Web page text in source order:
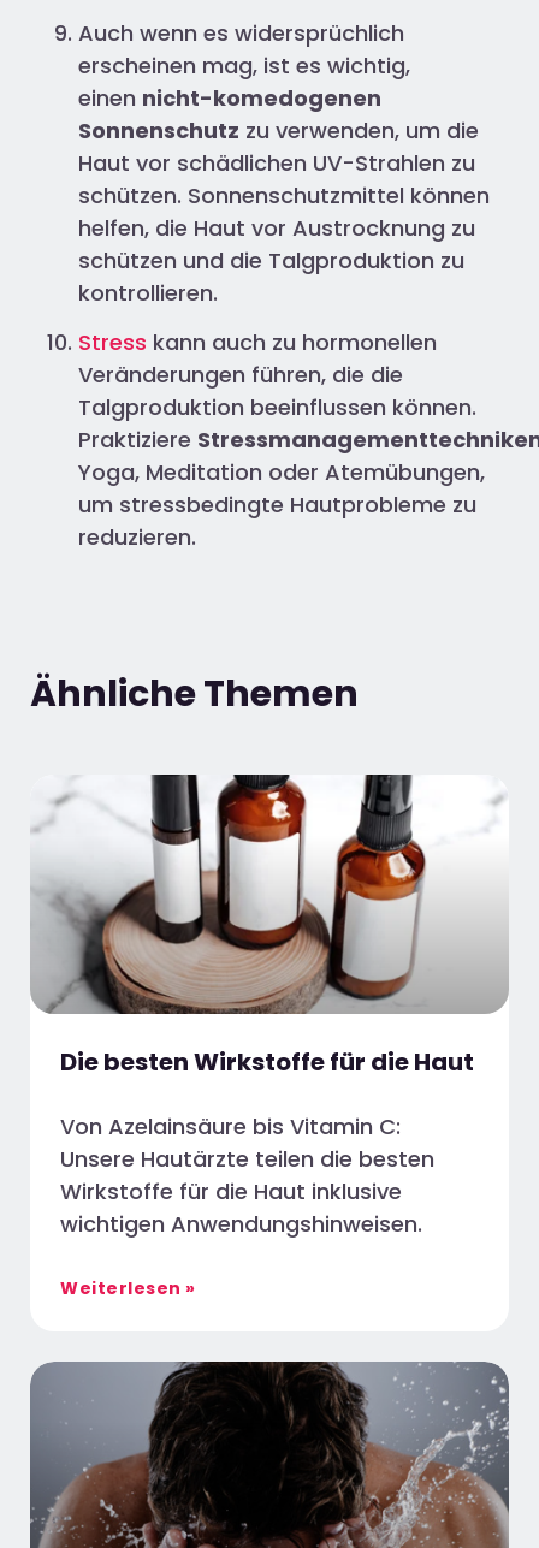
Auch wenn es widersprüchlich
erscheinen mag, ist es wichtig,
einen nicht-komedogenen
Sonnenschutz zu verwenden, um die
Haut vor schädlichen UV-Strahlen zu
schützen. Sonnenschutzmittel können
helfen, die Haut vor Austrocknung zu
schützen und die Talgproduktion zu
kontrollieren.
Stress kann auch zu hormonellen
Veränderungen führen, die die
Talgproduktion beeinflussen können.
Praktiziere
Yoga, Meditation oder Atemübungen,
um stressbedingte Hautprobleme zu
reduzieren.
Ähnliche Themen
Die besten Wirkstoffe für die Haut
Von Azelainsäure bis Vitamin C:
Unsere Hautärzte teilen die besten
Wirkstoffe für die Haut inklusive
wichtigen Anwendungshinweisen.
Weiterlesen »